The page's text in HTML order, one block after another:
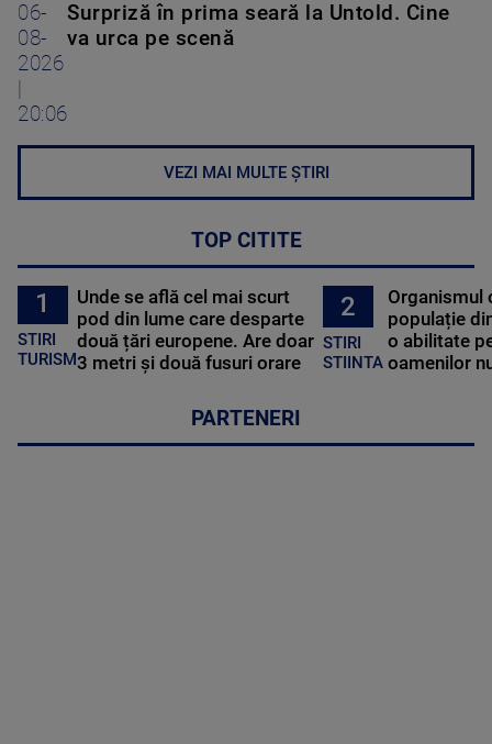
06-
08-
2026
20:06
Surpriză în prima seară la Untold. Cine
va urca pe scenă
VEZI MAI MULTE ȘTIRI
TOP CITITE
1
STIRI
TURISM
Unde se află cel mai scurt
pod din lume care desparte
două țări europene. Are doar
3 metri și două fusuri orare
2
STIRI
STIINTA
Organismul
populație
o abilitate
oamenilor
PARTENERI